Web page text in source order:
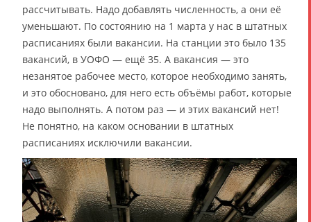
рассчитывать. Надо добавлять численность, а они её
уменьшают. По состоянию на 1 марта у нас в штатных
расписаниях были вакансии. На станции это было 135
вакансий, в УОФО — ещё 35. А вакансия — это
незанятое рабочее место, которое необходимо занять,
и это обосновано, для него есть объёмы работ, которые
надо выполнять. А потом раз — и этих вакансий нет!
Не понятно, на каком основании в штатных
расписаниях исключили вакансии.